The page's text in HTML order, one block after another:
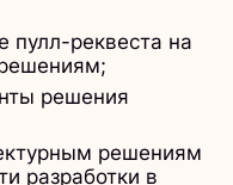
пулл-реквеста на
решения
решениям
разработки в